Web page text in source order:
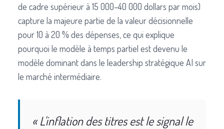
de cadre supérieur à 15 000–40 000 dollars par mois)
capture la majeure partie de la valeur décisionnelle
pour 10 à 20 % des dépenses, ce qui explique
pourquoi le modèle à temps partiel est devenu le
modèle dominant dans le leadership stratégique AI sur
le marché intermédiaire.
« L'inflation des titres est le signal le